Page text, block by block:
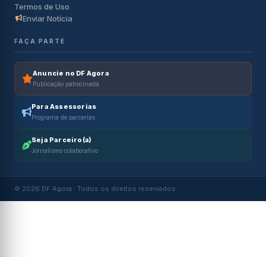
Termos de Uso
Enviar Notícia
FAÇA PARTE
Anuncie no DF Agora
Publicação patrocinada
Para Assessorias
Programa de parcerias
Seja Parceiro(a)
Jornalismo colaborativo
© 2026 DF Agora · Todos os direitos reservados